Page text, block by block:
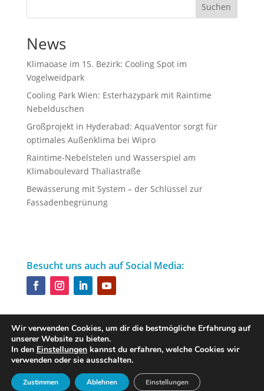
Suchen
News
Klimaoase im 15. Bezirk: Cooling Spot im
Vogelweidpark
Cooling Park Wien: Esterhazypark mit Raintime
Nebelduschen
Großprojekt in Hyderabad: AquaVentor sorgt für
optimales Außenklima bei Wipro
Raintime-Nebelstelen und Wasserspiel am
Klimaboulevard Thaliastraße
Bewässerung mit System – der Schlüssel zur
Fassadenbegrünung
Besucht uns auch auf Social Media:
Designed byiService
Wir verwenden Cookies, um dir die bestmögliche Erfahrung auf
unserer Website zu bieten.
In den Einstellungen kannst du erfahren, welche Cookies wir
verwenden oder sie ausschalten.
Zustimmen Ablehnen Einstellungen